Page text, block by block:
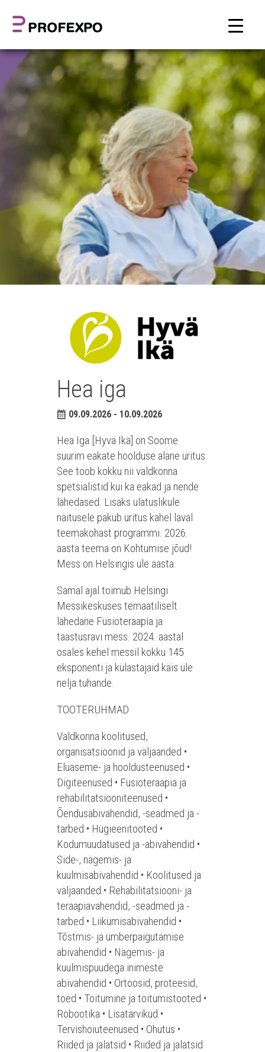
Hea iga
09.09.2026 - 10.09.2026
Hea Iga [Hyvä Ikä] on Soome
suurim eakate hoolduse alane üritus.
See toob kokku nii valdkonna
spetsialistid kui ka eakad ja nende
lähedased. Lisaks ulatuslikule
näitusele pakub üritus kahel laval
teemakohast programmi. 2026.
aasta teema on Kohtumise jõud!
Mess on Helsingis üle aasta.
Samal ajal toimub Helsingi
Messikeskuses temaatiliselt
lähedane Füsioteraapia ja
taastusravi mess. 2024. aastal
osales kehel messil kokku 145
eksponenti ja külastajaid käis üle
nelja tuhande.
TOOTERÜHMAD
Valdkonna koolitused,
organisatsioonid ja väljaanded •
Eluaseme- ja hooldusteenused •
Digiteenused • Füsioteraapia ja
rehabilitatsiooniteenused •
Õendusabivahendid, -seadmed ja -
tarbed • Hügieenitooted •
Kodumuudatused ja -abivahendid •
Side-, nägemis- ja
kuulmisabivahendid • Koolitused ja
väljaanded • Rehabilitatsiooni- ja
teraapiavahendid, -seadmed ja -
tarbed • Liikumisabivahendid •
Tõstmis- ja ümberpaigutamise
abivahendid • Nägemis- ja
kuulmispuudega inimeste
abivahendid • Ortoosid, proteesid,
toed • Toitumine ja toitumistooted •
Robootika • Lisatarvikud •
Tervishoiuteenused • Ohutus •
Riided ja jalatsid • Riided ja jalatsid